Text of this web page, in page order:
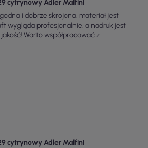
cytrynowy Adler Malfini
i dobrze skrojona, materiał jest
wygląda profesjonalnie, a nadruk jest
Warto współpracować z
cytrynowy Adler Malfini